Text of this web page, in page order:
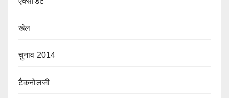
खेल
चुनाव 2014
टैकनोलजी